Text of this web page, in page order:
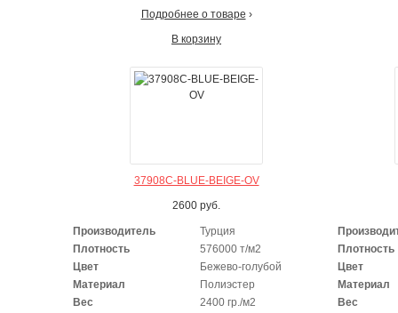
Подробнее о товаре ›
В корзину
37908C-BLUE-BEIGE-OV
2600 руб.
Производитель
Турция
Плотность
576000 т/м2
Цвет
Бежево-голубой
Материал
Полиэстер
Вес
2400 гр./м2
Плотность
Цвет
Материал
Вес